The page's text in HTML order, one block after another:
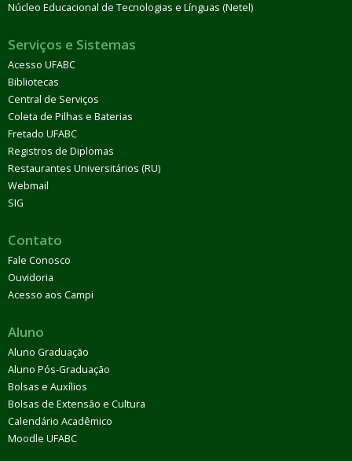
Núcleo Educacional de Tecnologias e Línguas (Netel)
Serviços e Sistemas
Acesso UFABC
Bibliotecas
Central de Serviços
Coleta de Pilhas e Baterias
Fretado UFABC
Registros de Diplomas
Restaurantes Universitários (RU)
Webmail
SIG
Contato
Fale Conosco
Ouvidoria
Acesso aos Campi
Aluno
Aluno Graduação
Aluno Pós-Graduação
Bolsas e Auxílios
Bolsas de Extensão e Cultura
Calendário Acadêmico
Moodle UFABC